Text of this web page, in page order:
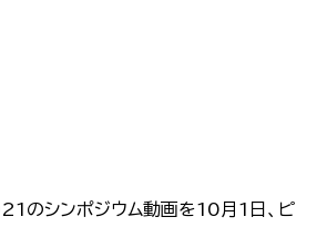
のシンポジウム動画を10月1日、ピ